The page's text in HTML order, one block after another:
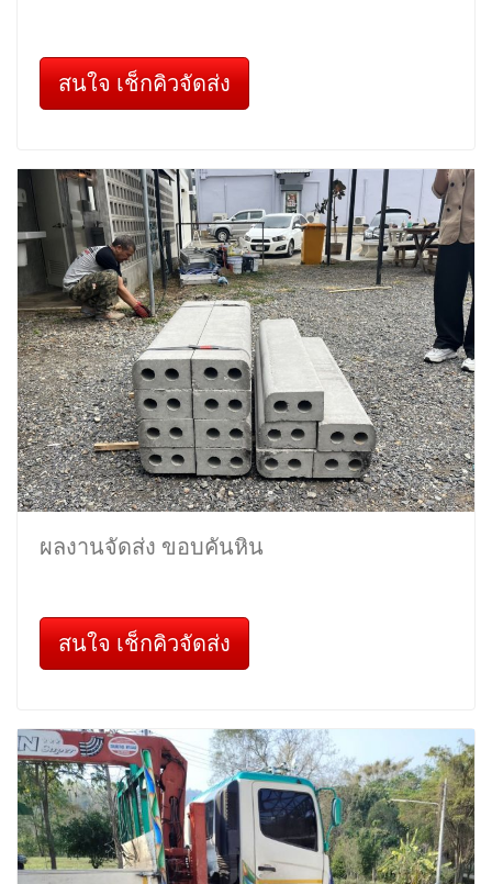
สนใจ เช็กคิวจัดส่ง
ผลงานจัดส่ง ขอบคันหิน
สนใจ เช็กคิวจัดส่ง